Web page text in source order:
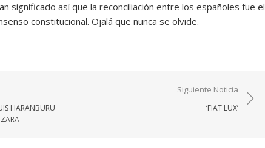
significado así que la reconciliación entre los españoles fue el
constitucional. Ojalá que nunca se olvide.
HARANBURU
Siguiente Noticia
‘FIAT LUX’